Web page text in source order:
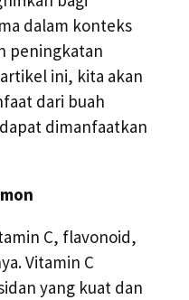
dalam konteks
peningkatan
ini, kita akan
dari buah
dimanfaatkan
C, flavonoid,
Vitamin C
yang kuat dan